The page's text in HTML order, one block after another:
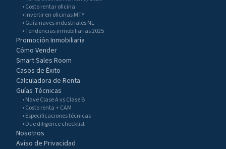
• Costo rentar oficina
• Invertir en oficinas MTY
• Guía naves industriales NL
• Tendencias inmobiliarias 2025
Promoción Inmobiliaria
Cómo Vender
Smart Sales Room
Casos de Éxito
Calculadora de Renta
Guías Técnicas
• Nave Clase A vs Clase B
• Costo renta + CAM
• Especificaciones técnicas
• Due diligence checklist
Nosotros
Aviso de Privacidad